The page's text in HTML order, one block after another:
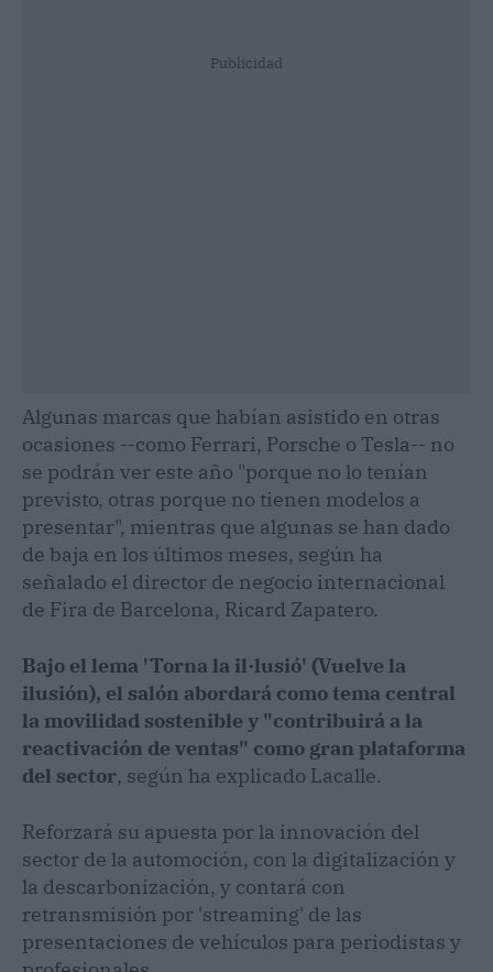
Publicidad
Algunas marcas que habían asistido en otras
ocasiones --como Ferrari, Porsche o Tesla-- no
se podrán ver este año "porque no lo tenían
previsto, otras porque no tienen modelos a
presentar", mientras que algunas se han dado
de baja en los últimos meses, según ha
señalado el director de negocio internacional
de Fira de Barcelona, Ricard Zapatero.
Bajo el lema 'Torna la il·lusió' (Vuelve la
ilusión), el salón abordará como tema central
la movilidad sostenible y "contribuirá a la
reactivación de ventas" como gran plataforma
del sector, según ha explicado Lacalle.
Reforzará su apuesta por la innovación del
sector de la automoción, con la digitalización y
la descarbonización, y contará con
retransmisión por 'streaming' de las
presentaciones de vehículos para periodistas y